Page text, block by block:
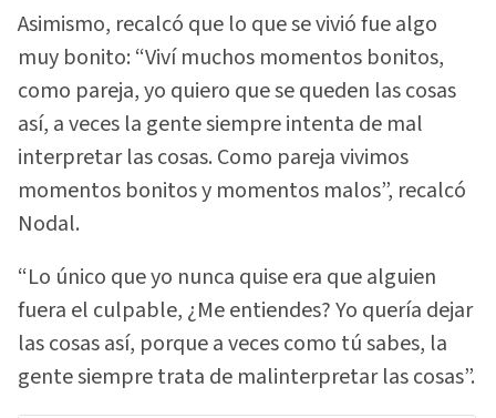
Asimismo, recalcó que lo que se vivió fue algo
muy bonito: “Viví muchos momentos bonitos,
como pareja, yo quiero que se queden las cosas
así, a veces la gente siempre intenta de mal
interpretar las cosas. Como pareja vivimos
momentos bonitos y momentos malos”, recalcó
Nodal.
“Lo único que yo nunca quise era que alguien
fuera el culpable, ¿Me entiendes? Yo quería dejar
las cosas así, porque a veces como tú sabes, la
gente siempre trata de malinterpretar las cosas”.